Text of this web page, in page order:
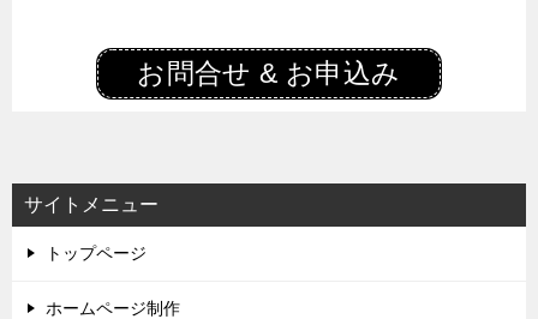
お問合せ & お申込み
サイトメニュー
トップページ
ホームページ制作